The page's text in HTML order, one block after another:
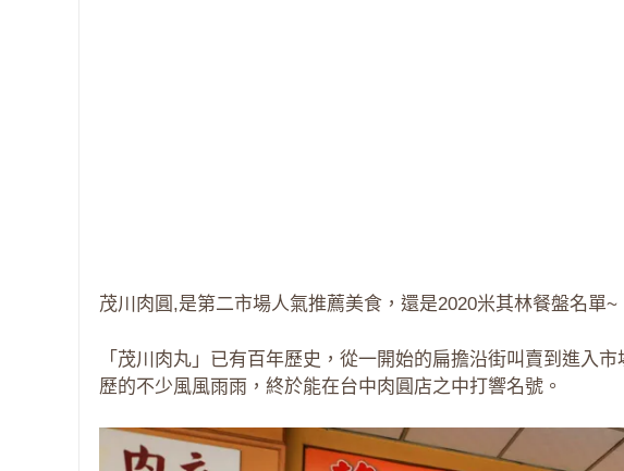
茂川肉圓,是第二市場人氣推薦美食，還是2020米其林餐盤名單~
「茂川肉丸」已有百年歷史，從一開始的扁擔沿街叫賣到進入
歷的不少風風雨雨，終於能在台中肉圓店之中打響名號。